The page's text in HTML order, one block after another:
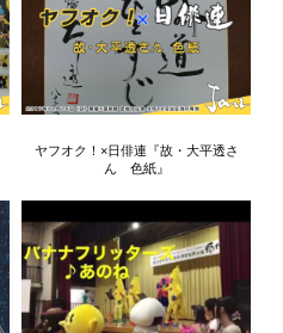
ヤフオク！×日俳連『故・大平透さ
ん 色紙』